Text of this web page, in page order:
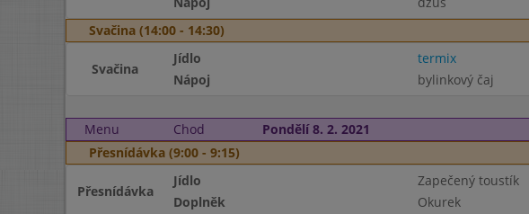
Svačina (14:00 - 14:30)
Svačina
Jídlo termix
Nápoj
bylinkový čaj
Menu
Chod Pondělí 8. 2. 2021
Přesnídávka (9:00 - 9:15)
Přesnídávka
Jídlo Zapečený toustík
Doplněk
Okurek